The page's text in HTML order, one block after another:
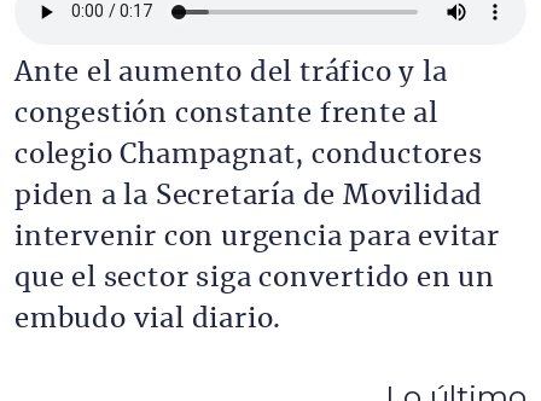
Ante el aumento del tráfico y la
congestión constante frente al
colegio Champagnat, conductores
piden a la Secretaría de Movilidad
intervenir con urgencia para evitar
que el sector siga convertido en un
embudo vial diario.